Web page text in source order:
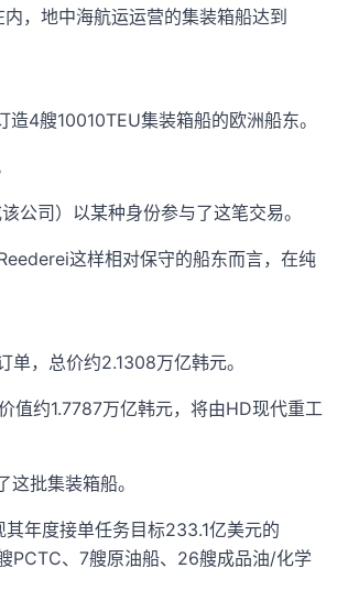
，地中海航运运营的集装箱船达到
4艘10010TEU集装箱船的欧洲船东。
司）以某种身份参与了这笔交易。
这样相对保守的船东而言，在纯
，总价约2.1308万亿韩元。
值约1.7787万亿韩元，将由HD现代重工
批集装箱船。
年度接单任务目标233.1亿美元的
PCTC、7艘原油船、26艘成品油/化学